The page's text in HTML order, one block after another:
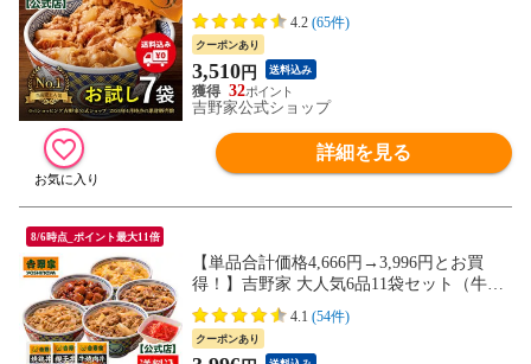
送料込み
4.2 (65件)
クーポンあり
3,510円 送料込み
32
吉野家公式ショップ
詳細を見る
8/6時点_ポイント最大11倍
【単品合計価格4,666円→3,996円とお買
得！】吉野家 大人気6品11袋セット（牛丼2
袋・豚丼2袋・牛焼肉丼2袋 ・焼鶏丼2袋・
親子丼2袋・紅生姜1袋）福袋 冷凍食品 夜
食 お昼ごはん ギフト・仕送りにも！
4.1 (54件)
クーポンあり